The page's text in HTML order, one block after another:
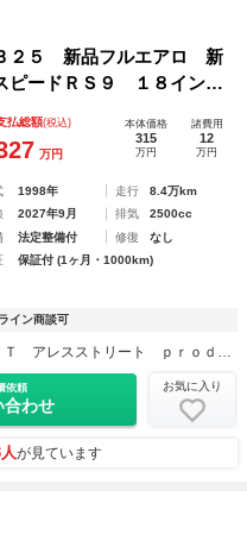
２５ 新品フルエアロ 新
ピードＲＳ９ １８インチ
新品ＺＥＥＳマフラー
ｅｔｏｏｔｈ 地デジ
払総額(税込)
万円
本体価格
315
万円
諸費用
12
万円
1998年 走行
8.4万km
2027年9月 排気
2500cc
法定整備付 修復
なし
保証付 (1ヶ月・1000km)
イン商談可
ＡＬＥＳＳ ＳＴＲＥＥＴ アレスストリート ｐｒｏｄｕｃｅ ｂｙ ＴＭ スカイライン／ローレル／マークⅡ／チェイサー／８６ カスタム専門店
依頼
合わせ
お気に入り
が見ています